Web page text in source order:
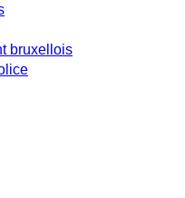
bruxellois